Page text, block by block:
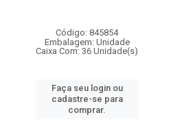
Código: 845854
Embalagem: Unidade
Caixa Com: 36 Unidade(s)
Faça seu login ou
cadastre-se para
comprar.